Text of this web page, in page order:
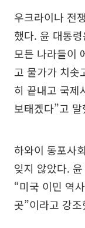
우크라이나 전
했다. 윤 대통
모든 나라들이
고 물가가 치솟
히 끝내고 국제
보태겠다”고 말
하와이 동포사
잊지 않았다.
“미국 이민 역
곳”이라고 강조